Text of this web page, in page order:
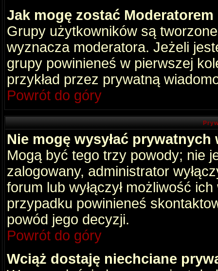
Jak mogę zostać
Grupy użytkowników są
wyznacza moderatora. Jeżeli
grupy powinieneś w pierwszej
przykład przez prywatną
Powrót do góry
Nie mogę wysyłać
Mogą być tego trzy powody; nie
zalogowany, administrator
forum lub wyłączył możliwość
przypadku powinieneś
powód jego decyzji.
Powrót do góry
Wciąż dostaję niechciane